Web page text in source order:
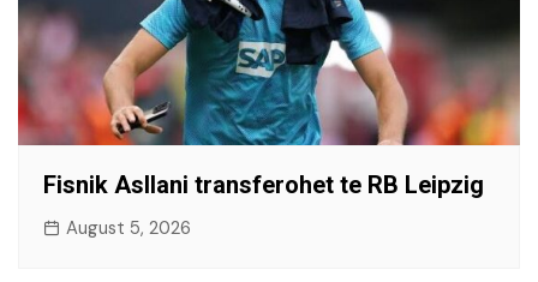
Fisnik Asllani transferohet te RB Leipzig
August 5, 2026